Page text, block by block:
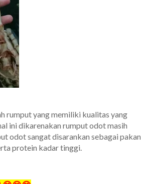
rumput yang memiliki kualitas yang
ini dikarenakan rumput odot masih
odot sangat disarankan sebagai pakan
protein kadar tinggi.